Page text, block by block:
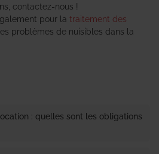
contactez-nous !
pour la traitement des
problèmes de nuisibles dans la
: quelles sont les obligations